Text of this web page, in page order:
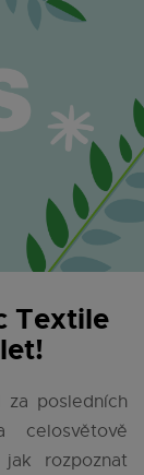
Textile
za posledních
jak rozpoznat